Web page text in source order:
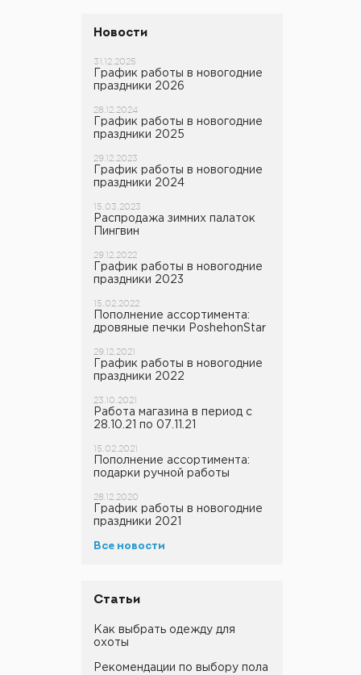
Фляжки
Прочее
Сигнальные устройства
Средства самообороны
Аптечки, кошельки,
Прочее
Новости
31.12.2025
График работы в новогодние
праздники 2026
28.12.2024
График работы в новогодние
праздники 2025
29.12.2023
График работы в новогодние
праздники 2024
15.03.2023
Распродажа зимних палаток
Пингвин
29.12.2022
График работы в новогодние
праздники 2023
15.02.2022
Пополнение ассортимента:
дровяные печки PoshehonStar
29.12.2021
График работы в новогодние
праздники 2022
23.10.2021
Работа магазина в период с
28.10.21 по 07.11.21
15.02.2021
Пополнение ассортимента:
подарки ручной работы
28.12.2020
График работы в новогодние
праздники 2021
Все новости
Статьи
Как выбрать одежду для
охоты
Рекомендации по выбору пола